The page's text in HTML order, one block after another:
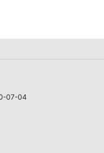
07-04